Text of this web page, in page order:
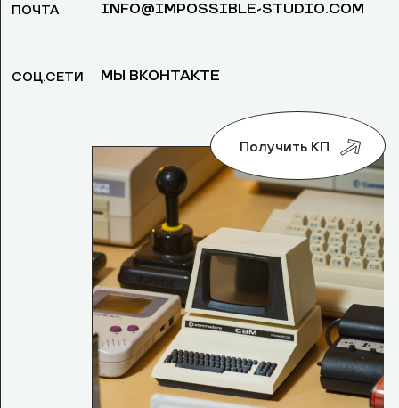
ПОЧТА
СОЦ.СЕТИ
INFO@IMPOSSIBLE-STUDIO.COM
МЫ ВКОНТАКТЕ
Получить КП